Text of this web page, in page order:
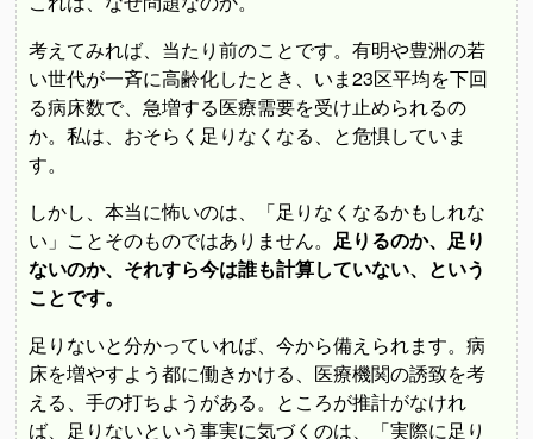
考えてみれば、当たり前のことです。有明や豊洲の若
い世代が一斉に高齢化したとき、いま23区平均を下回
る病床数で、急増する医療需要を受け止められるの
か。私は、おそらく足りなくなる、と危惧していま
す。
しかし、本当に怖いのは、「足りなくなるかもしれな
い」ことそのものではありません。 足りるのか、足り
ないのか、それすら今は誰も計算していない、という
ことです。
足りないと分かっていれば、今から備えられます。病
床を増やすよう都に働きかける、医療機関の誘致を考
える、手の打ちようがある。ところが推計がなけれ
ば、足りないという事実に気づくのは、「実際に足り